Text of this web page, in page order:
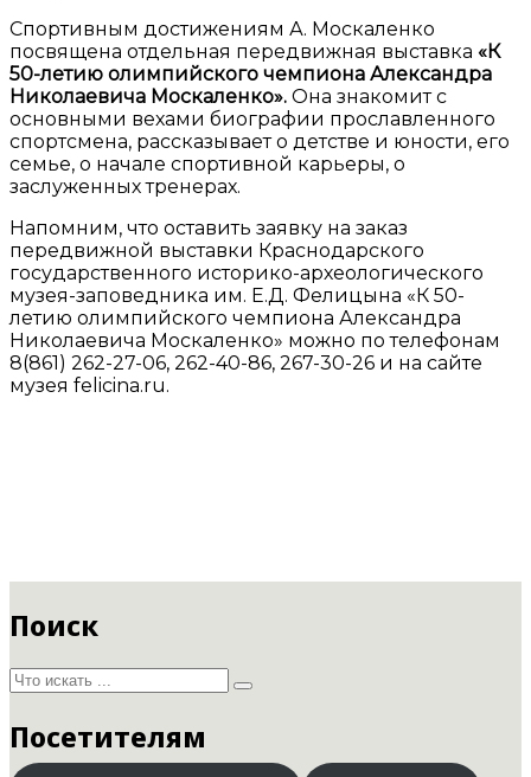
Спортивным достижениям А. Москаленко
посвящена отдельная передвижная выставка «К
50-летию олимпийского чемпиона Александра
Николаевича Москаленко». Она знакомит с
основными вехами биографии прославленного
спортсмена, рассказывает о детстве и юности, его
семье, о начале спортивной карьеры, о
заслуженных тренерах.
Напомним, что оставить заявку на заказ
передвижной выставки Краснодарского
государственного историко-археологического
музея-заповедника им. Е.Д. Фелицына «К 50-
летию олимпийского чемпиона Александра
Николаевича Москаленко» можно по телефонам
8(861) 262-27-06, 262-40-86, 267-30-26 и на сайте
музея felicina.ru.
Поиск
Посетителям